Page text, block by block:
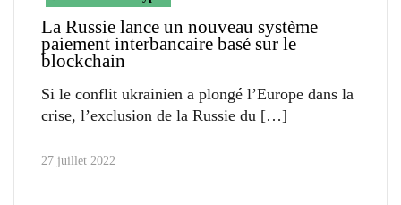
La Russie lance un nouveau système
paiement interbancaire basé sur le
blockchain
Si le conflit ukrainien a plongé l’Europe dans la
crise, l’exclusion de la Russie du
27 juillet 2022